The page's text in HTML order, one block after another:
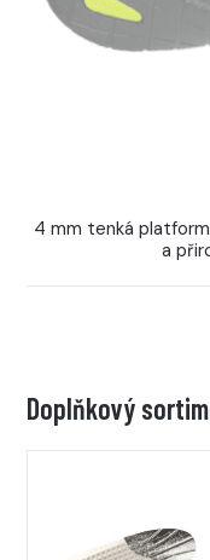
4 mm tenká
a
Doplňkový